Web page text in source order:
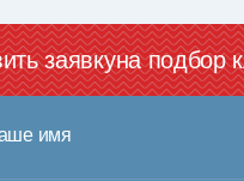
заявкуна подбор
имя